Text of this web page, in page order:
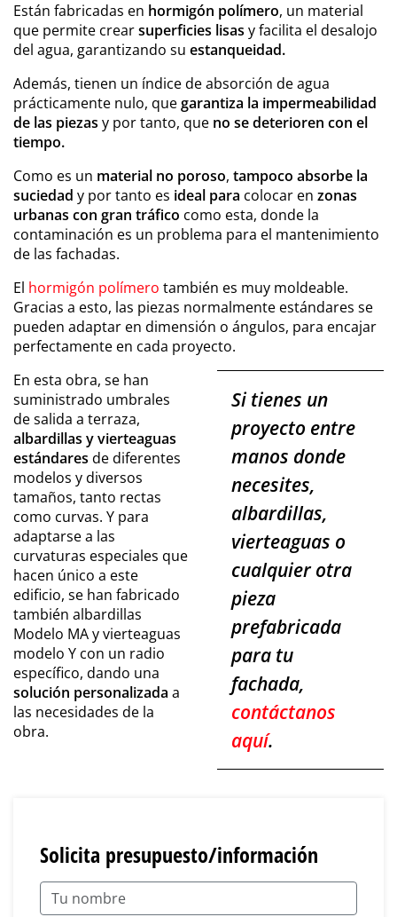
Están fabricadas en hormigón polímero, un material
que permite crearsuperficies lisas y facilita el desalojo
del agua, garantizando su estanqueidad.
Además, tienen un índice de absorción de agua
prácticamente nulo, quegarantiza la impermeabilidad
de las piezas y por tanto, que no se deterioren con el
tiempo.
Como es un material no poroso, tampoco absorbe la
suciedad y por tanto es ideal para colocar en zonas
urbanas con gran tráfico como esta, donde la
contaminación es un problema para el mantenimiento
de las fachadas.
El hormigón polímero también es muy moldeable.
Gracias a esto, las piezas normalmente estándares se
pueden adaptar en dimensión o ángulos, para encajar
perfectamente en cada proyecto.
Si tienes un
proyecto entre
manos donde
necesites,
albardillas,
vierteaguas o
cualquier otra
pieza
prefabricada
para tu
fachada,
contáctanos
aquí.
En esta obra, se han
suministrado umbrales
de salida a terraza,
albardillas y vierteaguas
estándares de diferentes
modelos y diversos
tamaños, tanto rectas
como curvas. Y para
adaptarse a las
curvaturas especiales que
hacen único a este
edificio, se han fabricado
también albardillas
Modelo MA y vierteaguas
modelo Y con un radio
específico, dando una
solución personalizada a
las necesidades de la
obra.
Solicita presupuesto/información